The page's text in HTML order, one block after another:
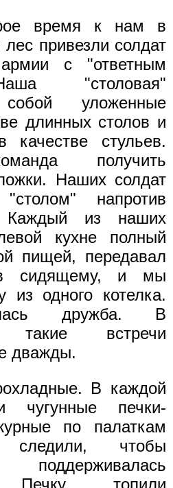
время к нам в
привезли солдат
армии с "ответным
"столовая"
собой уложенные
длинных столов и
стульев.
получить
Наших солдат
напротив
Каждый из наших
кухне полный
пищей, передавал
сидящему, и мы
из одного котелка.
дружба. В
такие встречи
дважды.
В каждой
чугунные печки-
по палаткам
следили, чтобы
Печку топили